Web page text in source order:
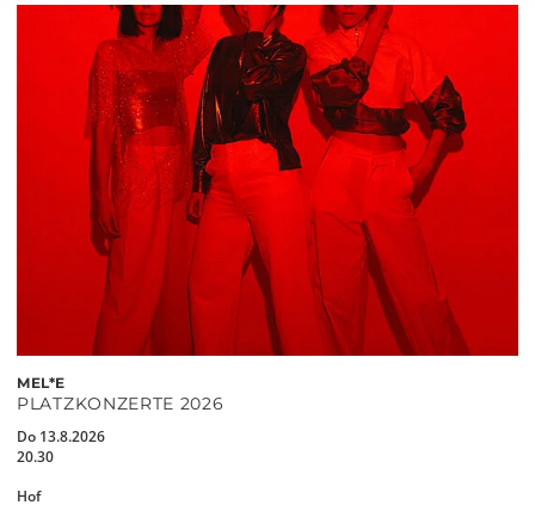
MEL*E
PLATZKONZERTE 2026
Do 13.8.2026
20.30
Hof